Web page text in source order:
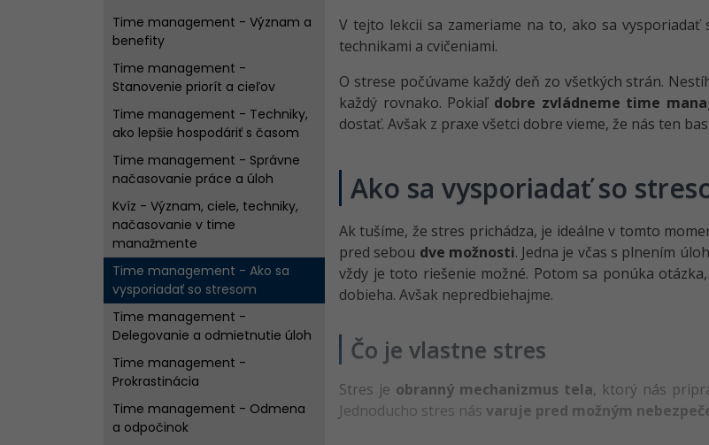
Time management - Význam a
benefity
Time management -
Stanovenie priorít a cieľov
Time management - Techniky,
ako lepšie hospodáriť s časom
Time management - Správne
načasovanie práce a úloh
Kvíz - Význam, ciele, techniky,
načasovanie v time
manažmente
Time management - Ako sa
vysporiadať so stresom
Time management -
Delegovanie a odmietnutie úloh
Time management -
Prokrastinácia
Time management - Odmena
a odpočinok
V tejto lekcii sa zameriame na to, ako sa
technikami a cvičeniami.
O strese počúvame každý deň zo všetkých strán.
každý rovnako. Pokiaľ dobre zvládneme time
dostať. Avšak z praxe všetci dobre vieme, že nás ten
Ako sa vysporiadať so
Ak tušíme, že stres prichádza, je ideálne v tomto
pred sebou dve možnosti. Jedna je včas s plnením
vždy je toto riešenie možné. Potom sa ponúka
dobieha. Avšak nepredbiehajme.
Čo je vlastne stres
Stres je obranný mechanizmus tela, ktorý nás
Jednoducho stres nás varuje pred možným